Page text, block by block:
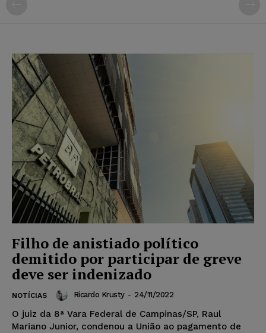
Filho de anistiado político
demitido por participar de greve
deve ser indenizado
NOTÍCIAS Ricardo Krusty - 24/11/2022
O juiz da 8ª Vara Federal de Campinas/SP, Raul
Mariano Junior, condenou a União ao pagamento de